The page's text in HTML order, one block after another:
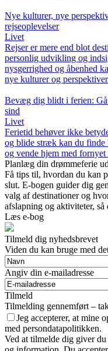
Nye kulturer, nye
rejseoplevelser
Livet
Rejser er mere end blot
personlig udvikling og
nysgerrighed og åbenhed
nye kulturer og
Bevæg dig blidt i ferien:
sind
Livet
Ferietid behøver ikke
og blide stræk kan du finde
og vende hjem med
Planlæg din drømmeferie
Få tips til, hvordan du kan
slut. E-bogen guider dig
valg af destinationer og
afslapning og aktiviteter,
Læs e-bog
Tilmeld dig nyhedsbrevet
Viden du kan bruge med
Angiv din e-mailadresse
Tilmeld
Tilmelding gennemført –
Jeg accepterer, at mine
med persondatapolitikken.
Ved at tilmelde dig giver